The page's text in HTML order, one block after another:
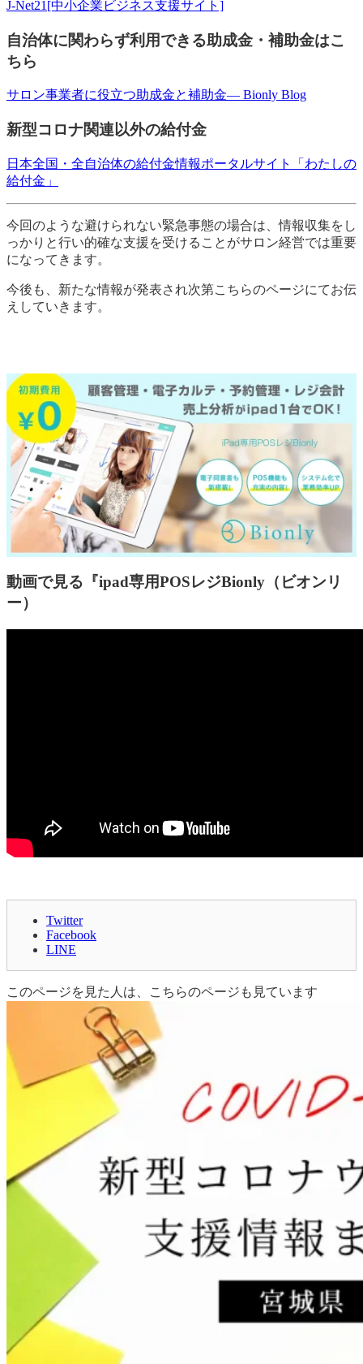
J-Net21[中小企業ビジネス支援サイト]
自治体に関わらず利用できる助成金・補助金はこ
ちら
サロン事業者に役立つ助成金と補助金— Bionly Blog
新型コロナ関連以外の給付金
日本全国・全自治体の給付金情報ポータルサイト「わたしの
給付金」
今回のような避けられない緊急事態の場合は、情報収集をし
っかりと行い的確な支援を受けることがサロン経営では重要
になってきます。
今後も、新たな情報が発表され次第こちらのページにてお伝
えしていきます。
動画で見る『ipad専用POSレジBionly（ビオンリ
ー）
Twitter
Facebook
LINE
このページを見た人は、こちらのページも見ています